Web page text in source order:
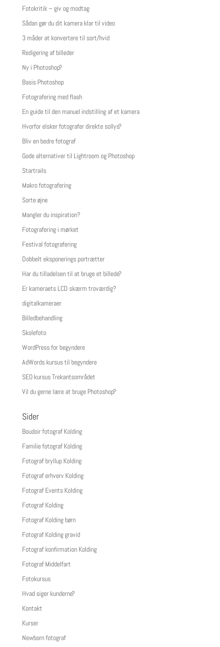
Fotokritik – giv og modtag
Sådan gør du dit kamera klar til video
3 måder at konvertere til sort/hvid
Redigering af billeder
Ny i Photoshop?
Basis Photoshop
Fotografering med flash
En guide til den manuel indstilling af et kamera
Hvorfor elsker fotografer direkte sollys?
Bliv en bedre fotograf
Gode alternativer til Lightroom og Photoshop
Startrails
Makro fotografering
Sorte øjne
Mangler du inspiration?
Fotografering i mørket
Festival fotografering
Dobbelt eksponerings portrætter
Har du tilladelsen til at bruge et billede?
Er kameraets LCD skærm troværdig?
digitalkameraer
Billedbehandling
Skolefoto
WordPress for begyndere
AdWords kursus til begyndere
SEO kursus Trekantsområdet
Vil du gerne lære at bruge Photoshop?
Sider
Boudoir fotograf Kolding
Familie fotograf Kolding
Fotograf bryllup Kolding
Fotograf erhverv Kolding
Fotograf Events Kolding
Fotograf Kolding
Fotograf Kolding børn
Fotograf Kolding gravid
Fotograf konfirmation Kolding
Fotograf Middelfart
Fotokursus
Hvad siger kunderne?
Kontakt
Kurser
Newborn fotograf